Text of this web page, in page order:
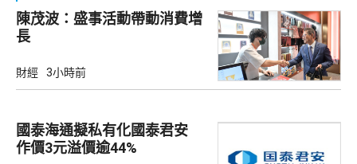
陳茂波：盛事活動帶動消費增
長
財經 3小時前
國泰海通擬私有化國泰君安
作價3元溢價逾44%